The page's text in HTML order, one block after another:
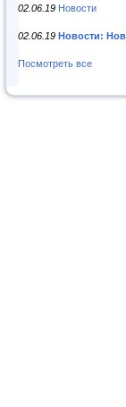
02.06.19 Новости
02.06.19 Новости:
Посмотреть все